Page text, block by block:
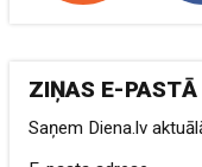
ZIŅAS E-PASTĀ
Saņem Diena.lv